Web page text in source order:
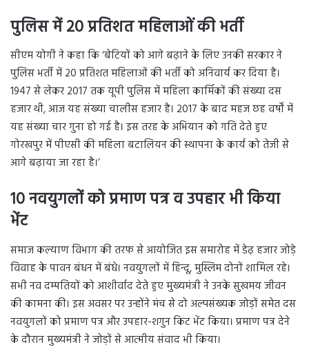
पुलिस में 20 प्रतिशत महिलाओं की भर्ती
सीएम योगी ने कहा कि ‘बेटियों को आगे बढ़ाने के लिए उनकी सरकार ने
पुलिस भर्ती में 20 प्रतिशत महिलाओं की भर्ती को अनिवार्य कर दिया है।
1947 से लेकर 2017 तक यूपी पुलिस में महिला कार्मिकों की संख्या दस
हजार थी, आज यह संख्या चालीस हजार है। 2017 के बाद महज छह वर्षों में
यह संख्या चार गुना हो गई है। इस तरह के अभियान को गति देते हुए
गोरखपुर में पीएसी की महिला बटालियन की स्थापना के कार्य को तेजी से
आगे बढ़ाया जा रहा है।’
10 नवयुगलों को प्रमाण पत्र व उपहार भी किया
भेंट
समाज कल्याण विभाग की तरफ से आयोजित इस समारोह में डेढ़ हजार जोड़े
विवाह के पावन बंधन में बंधे। नवयुगलों में हिन्दू, मुस्लिम दोनों शामिल रहे।
सभी नव दम्पतियों को आशीर्वाद देते हुए मुख्यमंत्री ने उनके सुखमय जीवन
की कामना की। इस अवसर पर उन्होंने मंच से दो अल्पसंख्यक जोड़ों समेत दस
नवयुगलों को प्रमाण पत्र और उपहार-शगुन किट भेंट किया। प्रमाण पत्र देने
के दौरान मुख्यमंत्री ने जोड़ों से आत्मीय संवाद भी किया।